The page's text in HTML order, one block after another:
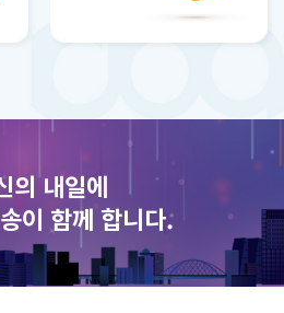
의 내일에
이 함께 합니다.